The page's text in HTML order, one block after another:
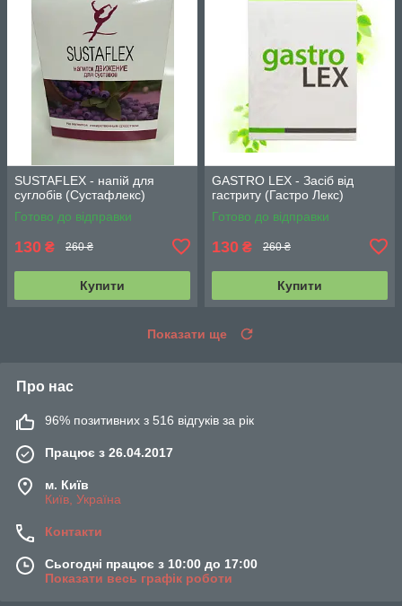
SUSTAFLEX - напій для
суглобів (Сустафлекс)
Готово до відправки
130 ₴ 260 ₴
Купити
GASTRO LEX - Засіб від
гастриту (Гастро Лекс)
Готово до відправки
130 ₴ 260 ₴
Купити
Показати ще
Про нас
96% позитивних з 516 відгуків за рік
Працює з 26.04.2017
м. Київ
Київ, Україна
Контакти
Сьогодні працює з 10:00 до 17:00
Показати весь графік роботи